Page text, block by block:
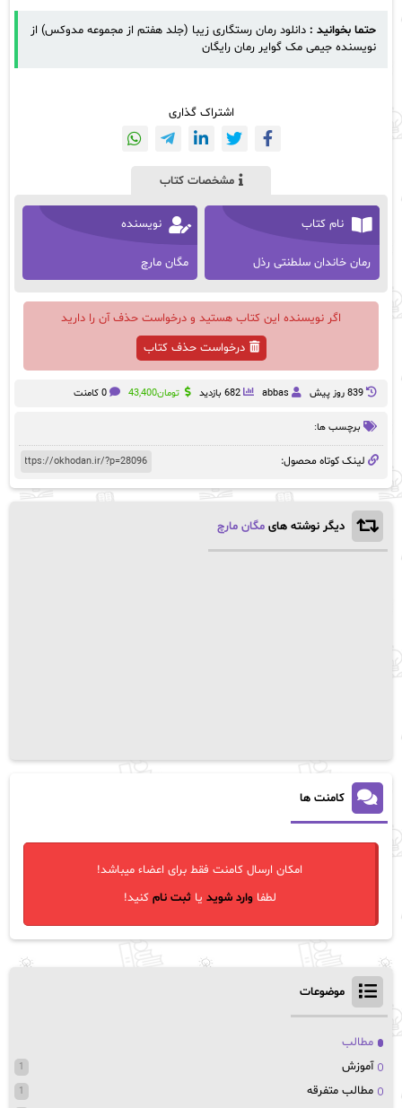
حتما بخوانید : دانلود رمان رستگاری زیبا (جلد هفتم از مجموعه مدوکس) از
نویسنده جیمی مک گوایر رمان رایگان
اشتراک گذاری
مشخصات کتاب
نام کتاب
رمان خاندان سلطنتی رذل
نویسنده
مگان مارچ
اگر نویسنده این کتاب هستید و درخواست حذف آن را دارید
درخواست حذف کتاب
839 روز پيش abbas 682 بازدید تومان43,400 0 کامنت
برچسب ها:
لینک کوتاه محصول:
دیگر نوشته های مگان مارچ
کامنت ها
امکان ارسال کامنت فقط برای اعضاء میباشد!
لطفاوارد شوید یاثبت نام کنید!
موضوعات
مطالب
آموزش
1
مطالب متفرقه 1